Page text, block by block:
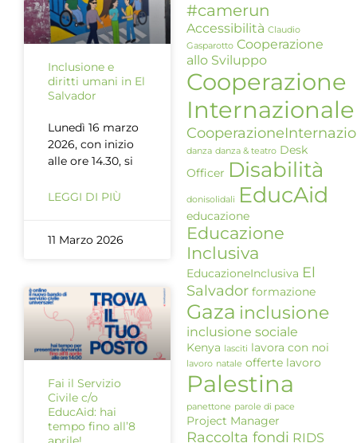
Inclusione e
diritti umani in El
Salvador
Lunedì 16 marzo
2026, con inizio
alle ore 14.30, si
LEGGI DI PIÙ
11 Marzo 2026
Fai il Servizio
Civile c/o
EducAid: hai
tempo fino all’8
#camerun
Accessibilità Claudio
Gasparotto Cooperazione
allo Sviluppo
Cooperazione
Internazionale
danza danza & teatro Desk
Officer Disabilità
donisolidali EducAid
educazione
Educazione
Inclusiva
EducazioneInclusiva El
Salvador formazione
Gaza inclusione
inclusione sociale
Kenya lasciti lavora con noi
lavoro natale offerte lavoro
Palestina
panettone parole di pace
Project Manager
Raccolta fondi RIDS